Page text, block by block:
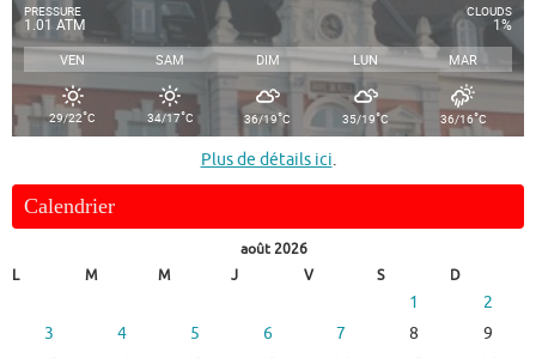
PRESSURE
1.01 ATM
CLOUDS
1%
VEN SAM DIM LUN MAR
29/22°C 34/17°C 36/19°C 35/19°C 36/16°C
Plus de détails ici.
Calendrier
août 2026
L
M M J V S D
1
2
3
4 5 6 7 8
9